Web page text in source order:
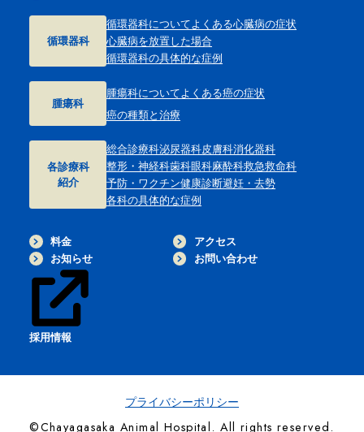
循環器科
循環器科についてよくある心臓病の症状
心臓病を放置した場合
循環器科の具体的な症例
腫瘍科
腫瘍科について よくある癌の症状
癌の種類と治療
各診療科
紹介
総合診療科泌尿器科皮膚科消化器科
整形・神経科歯科眼科麻酔科救急救命科
予防・ワクチン健康診断避妊・去勢
各科の具体的な症例
料金
アクセス
お知らせ
お問い合わせ
採用情報
プライバシーポリシー
©Chayagasaka Animal Hospital. All rights reserved.